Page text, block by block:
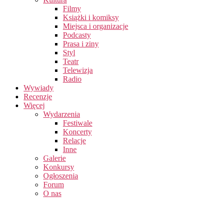
Filmy
Książki i komiksy
Miejsca i organizacje
Podcasty
Prasa i ziny
Styl
Teatr
Telewizja
Radio
Wywiady
Recenzje
Więcej
Wydarzenia
Festiwale
Koncerty
Relacje
Inne
Galerie
Konkursy
Ogłoszenia
Forum
O nas